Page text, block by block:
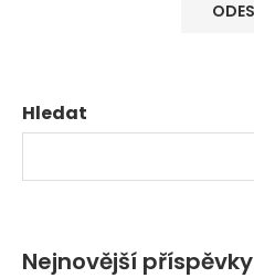
Hledat
Nejnovější příspěvky